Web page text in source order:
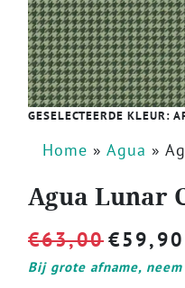
GESELECTEERDE KLEUR:
Home » Agua »
Agua Lunar
€63,00€59,90
Bij grote afname,